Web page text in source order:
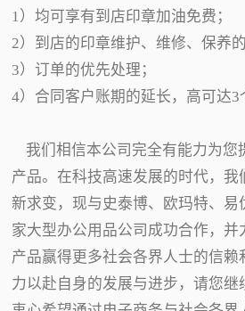
1）均可享有到店印章加油免费；
2）到店的印章维护、维修、保养的
3）订单的优先处理；
4）合同客户账期的延长，高可达3
我们相信本公司完全有能力为您
产品。在科技高速发展的时代，我
新求变，现与史泰博、欧玛特、易
家大型办公用品公司成功合作，并
产品赢得更多社会各界人士的信赖
力以赴自身的发展与进步，请您继